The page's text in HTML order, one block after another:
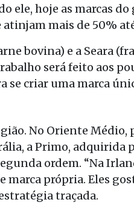
ele, hoje as marcas
mais de 50%
bovina) e a Seara
será feito aos
se criar uma marca
No Oriente Médio,
a Primo, adquirida
ordem. “Na
marca própria. Eles
traçada.